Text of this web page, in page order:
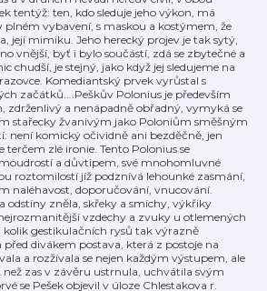
tentýž: ten, kdo sleduje jeho výkon, má
plném vybavení, s maskou a kostýmem, že
její mimiku. Jeho herecký projev je tak sytý,
vnější, byť i bylo součástí, zdá se zbytečné a
chudší, je stejný, jako když jej sledujeme na
Komediantský prvek vyrůstal s
začátků....Peškův Polonius je především
zdrženlivý a nenápadně obřadný, vymyká se
stařecky žvanivým jako Poloniům směšným
není komický očividně ani bezděčně, jen
zlé ironie. Tento Polonius se
a důvtipem, své mnohomluvné
roztomilostí jíž podznívá lehounké zasmání,
naléhavost, doporučování, vnucování.
odstíny zněla, skřeky a smíchy, výkřiky
vzdechy a zvuky u otlemených
kolik gestikulačních rysů tak výrazně
divákem postava, která z postoje na
a rozžívala se nejen každým výstupem, ale
zas v závěru ustrnula, uchvátila svým
se Pešek objevil v úloze Chlestakova r.